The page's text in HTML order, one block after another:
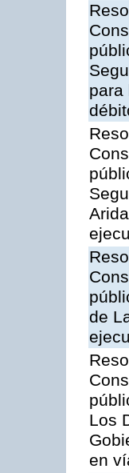
para
de
Los
en